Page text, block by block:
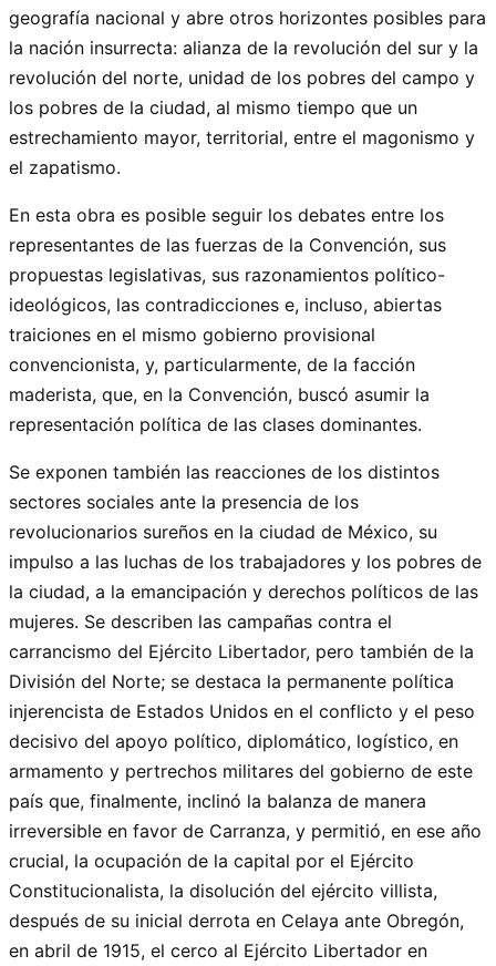
geografía nacional y abre otros horizontes posibles para
la nación insurrecta: alianza de la revolución del sur y la
revolución del norte, unidad de los pobres del campo y
los pobres de la ciudad, al mismo tiempo que un
estrechamiento mayor, territorial, entre el magonismo y
el zapatismo.
En esta obra es posible seguir los debates entre los
representantes de las fuerzas de la Convención, sus
propuestas legislativas, sus razonamientos político-
ideológicos, las contradicciones e, incluso, abiertas
traiciones en el mismo gobierno provisional
convencionista, y, particularmente, de la facción
maderista, que, en la Convención, buscó asumir la
representación política de las clases dominantes.
Se exponen también las reacciones de los distintos
sectores sociales ante la presencia de los
revolucionarios sureños en la ciudad de México, su
impulso a las luchas de los trabajadores y los pobres de
la ciudad, a la emancipación y derechos políticos de las
mujeres. Se describen las campañas contra el
carrancismo del Ejército Libertador, pero también de la
División del Norte; se destaca la permanente política
injerencista de Estados Unidos en el conflicto y el peso
decisivo del apoyo político, diplomático, logístico, en
armamento y pertrechos militares del gobierno de este
país que, finalmente, inclinó la balanza de manera
irreversible en favor de Carranza, y permitió, en ese año
crucial, la ocupación de la capital por el Ejército
Constitucionalista, la disolución del ejército villista,
después de su inicial derrota en Celaya ante Obregón,
en abril de 1915, el cerco al Ejército Libertador en